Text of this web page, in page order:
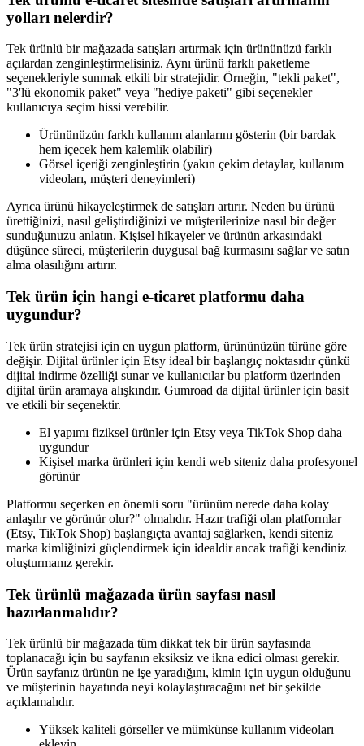
yolları nelerdir?
Tek ürünlü bir mağazada satışları artırmak için ürününüzü farklı
açılardan zenginleştirmelisiniz. Aynı ürünü farklı paketleme
seçenekleriyle sunmak etkili bir stratejidir. Örneğin, "tekli paket",
"3'lü ekonomik paket" veya "hediye paketi" gibi seçenekler
kullanıcıya seçim hissi verebilir.
Ürününüzün farklı kullanım alanlarını gösterin (bir bardak
hem içecek hem kalemlik olabilir)
Görsel içeriği zenginleştirin (yakın çekim detaylar, kullanım
videoları, müşteri deneyimleri)
Ayrıca ürünü hikayeleştirmek de satışları artırır. Neden bu ürünü
ürettiğinizi, nasıl geliştirdiğinizi ve müşterilerinize nasıl bir değer
sunduğunuzu anlatın. Kişisel hikayeler ve ürünün arkasındaki
düşünce süreci, müşterilerin duygusal bağ kurmasını sağlar ve satın
alma olasılığını artırır.
Tek ürün için hangi e-ticaret platformu daha
uygundur?
Tek ürün stratejisi için en uygun platform, ürününüzün türüne göre
değişir. Dijital ürünler için Etsy ideal bir başlangıç noktasıdır çünkü
dijital indirme özelliği sunar ve kullanıcılar bu platform üzerinden
dijital ürün aramaya alışkındır. Gumroad da dijital ürünler için basit
ve etkili bir seçenektir.
El yapımı fiziksel ürünler için Etsy veya TikTok Shop daha
uygundur
Kişisel marka ürünleri için kendi web siteniz daha profesyonel
görünür
Platformu seçerken en önemli soru "ürünüm nerede daha kolay
anlaşılır ve görünür olur?" olmalıdır. Hazır trafiği olan platformlar
(Etsy, TikTok Shop) başlangıçta avantaj sağlarken, kendi siteniz
marka kimliğinizi güçlendirmek için idealdir ancak trafiği kendiniz
oluşturmanız gerekir.
Tek ürünlü mağazada ürün sayfası nasıl
hazırlanmalıdır?
Tek ürünlü bir mağazada tüm dikkat tek bir ürün sayfasında
toplanacağı için bu sayfanın eksiksiz ve ikna edici olması gerekir.
Ürün sayfanız ürünün ne işe yaradığını, kimin için uygun olduğunu
ve müşterinin hayatında neyi kolaylaştıracağını net bir şekilde
açıklamalıdır.
Yüksek kaliteli görseller ve mümkünse kullanım videoları